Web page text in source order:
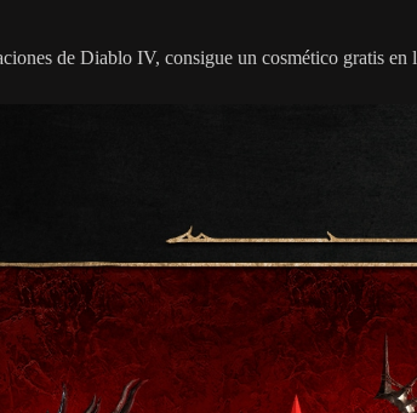
de Diablo IV, consigue un cosmético gratis en